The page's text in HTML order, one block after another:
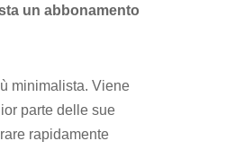
un abbonamento
minimalista. Viene
parte delle sue
rapidamente